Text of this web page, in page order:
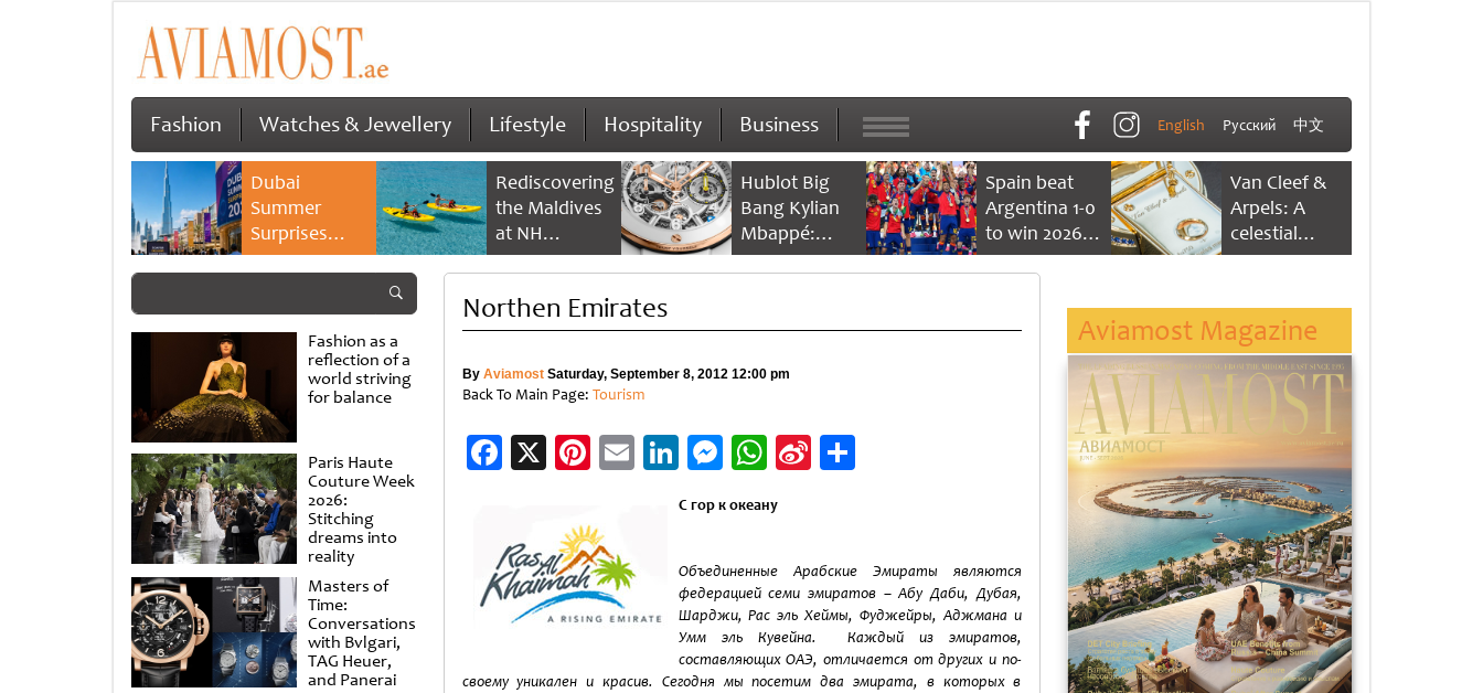
Fashion Watches & Jewellery Lifestyle Hospitality Business English Русский 中文
Dubai
Summer
Surprises
2026 returns
savings and
family
experiences
Rediscovering
the Maldives
at NH
Collection
Reethi Resort
Hublot Big
Bang Kylian
Mbappé:
Champion’s
Spain beat
Argentina 1-0
to win 2026
FIFA World
Van Cleef &
Arpels: A
celestial
dance of time
Fashion as a
reflection of a
world striving
for balance
Paris Haute
Couture Week
2026:
Stitching
dreams into
reality
Masters of
Time:
Conversations
with Bvlgari,
TAG Heuer,
and Panerai
Northen Emirates
By AviamostSaturday, September 8, 2012 12:00 pm
Back To Main Page: Tourism
Facebook
X Pinterest
EmailLinkedIn
Messenger
WhatsApp
SinaShare
С гор к океану
Объединенные Арабские Эмираты являются
федерацией семи эмиратов – Абу Даби, Дубая,
Шарджи, Рас эль Хеймы, Фуджейры, Аджмана и
Умм эль Кувейна. Каждый из эмиратов,
составляющих ОАЭ, отличается от других и по-
своему уникален и красив. Сегодня мы посетим два эмирата, в которых в
Aviamost Magazine